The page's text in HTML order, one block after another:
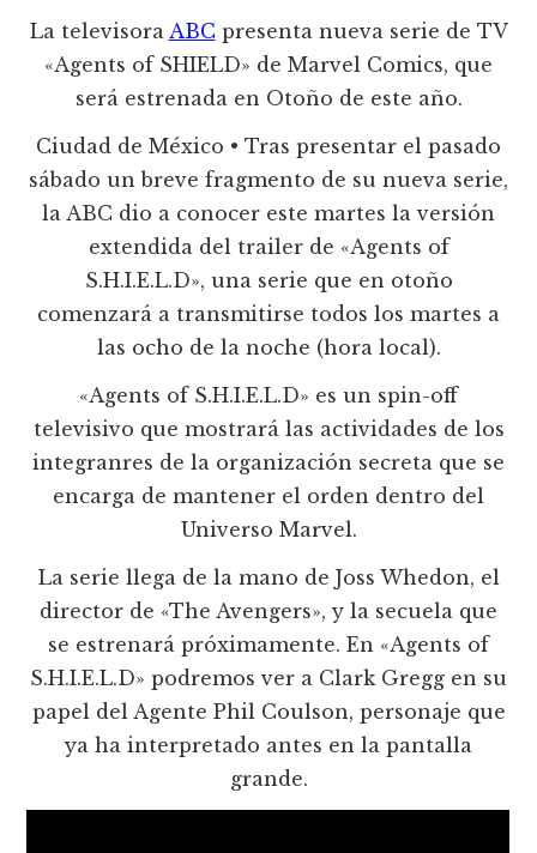
La televisora ABC presenta nueva serie de TV
«Agents of SHIELD» de Marvel Comics, que
será estrenada en Otoño de este año.
Ciudad de México • Tras presentar el pasado
sábado un breve fragmento de su nueva serie,
la ABC dio a conocer este martes la versión
extendida del trailer de «Agents of
S.H.I.E.L.D», una serie que en otoño
comenzará a transmitirse todos los martes a
las ocho de la noche (hora local).
«Agents of S.H.I.E.L.D» es un spin-off
televisivo que mostrará las actividades de los
integranres de la organización secreta que se
encarga de mantener el orden dentro del
Universo Marvel.
La serie llega de la mano de Joss Whedon, el
director de «The Avengers», y la secuela que
se estrenará próximamente. En «Agents of
S.H.I.E.L.D» podremos ver a Clark Gregg en su
papel del Agente Phil Coulson, personaje que
ya ha interpretado antes en la pantalla
grande.